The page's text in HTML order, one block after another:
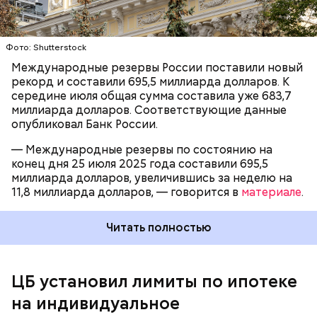
Фото: Shutterstock
Международные резервы России поставили новый
рекорд и составили 695,5 миллиарда долларов. К
середине июля общая сумма составила уже 683,7
миллиарда долларов. Соответствующие данные
опубликовал Банк России.
— Международные резервы по состоянию на
конец дня 25 июля 2025 года составили 695,5
миллиарда долларов, увеличившись за неделю на
11,8 миллиарда долларов, — говорится в материале.
Читать полностью
ЦБ установил лимиты по ипотеке
на индивидуальное
— В дальнейшем значения (лимитов —
24 ноября 2024 года президент России Владимир
Путин подписал закон, согласно которому у ЦБ
есть право устанавливать количественные
ограничения наипотечные и автомобильные
кредиты, выданные гражданам.